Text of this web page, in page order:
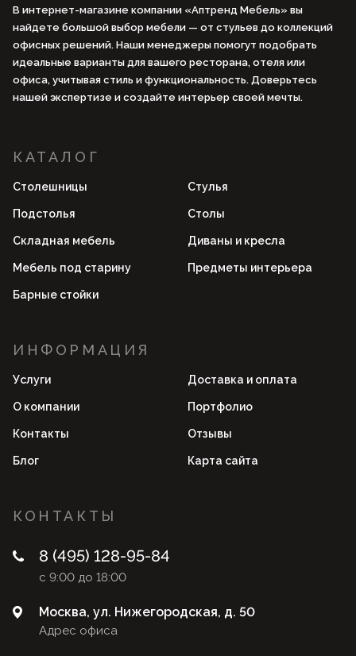
В интернет-магазине компании «Аптренд Мебель» вы
найдете большой выбор мебели — от стульев до коллекций
офисных решений. Наши менеджеры помогут подобрать
идеальные варианты для вашего ресторана, отеля или
офиса, учитывая стиль и функциональность. Доверьтесь
нашей экспертизе и создайте интерьер своей мечты.
КАТАЛОГ
Столешницы Стулья
Подстолья Столы
Складная мебель Диваны и кресла
Мебель под старину Предметы интерьера
Барные стойки
ИНФОРМАЦИЯ
Услуги Доставка и оплата
О компании Портфолио
Контакты Отзывы
Блог Карта сайта
КОНТАКТЫ
8 (495) 128-95-84
с 9:00 до 18:00
Адрес офиса
Москва, ул. Нижегородская, д. 50